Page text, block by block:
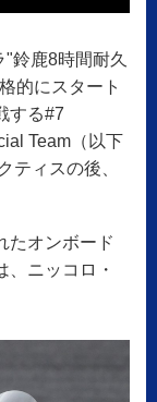
鈴鹿8時間耐久
的にスタート
する#7
Team（以下
ティスの後、
たオンボード
ニッコロ・